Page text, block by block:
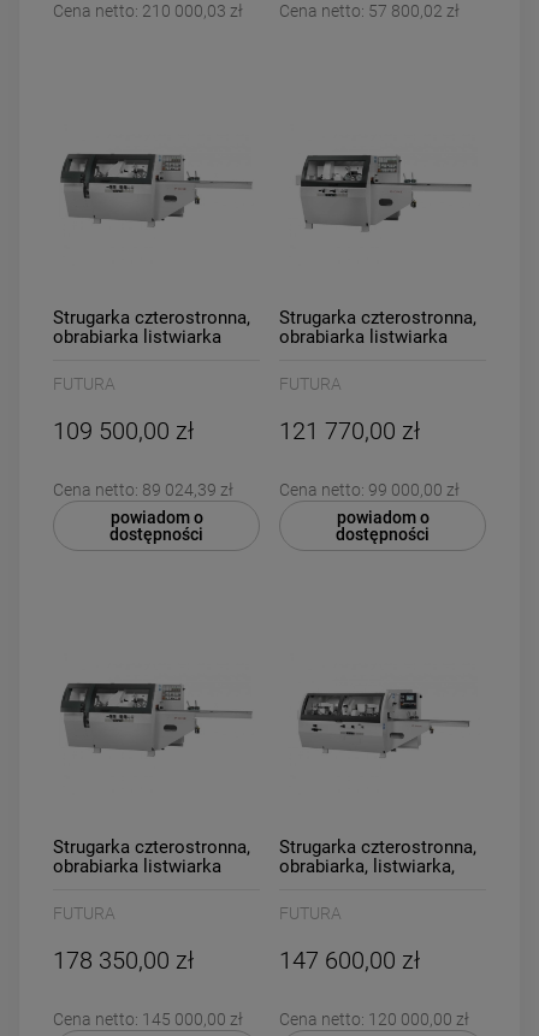
Cena netto: 210 000,03 zł Cena netto: 57 800,02 zł
Strugarka czterostronna,
obrabiarka listwiarka
głowicowa Futura P.ONE
4FUTURA
109 500,00 zł
Cena netto: 89 024,39 zł
powiadom o
dostępności
Strugarka czterostronna,
obrabiarka listwiarka
głowicowa Futura P.ONE
BASIC 4
FUTURA
121 770,00 zł
Cena netto: 99 000,00 zł
powiadom o
dostępności
Strugarka czterostronna,
obrabiarka listwiarka
głowicowa Futura P.ONE
4+Uniwersalna
FUTURA
178 350,00 zł
Cena netto: 145 000,00 zł
Strugarka czterostronna,
obrabiarka, listwiarka,
głowicowa Futura P.MAX
4FUTURA
147 600,00 zł
Cena netto: 120 000,00 zł